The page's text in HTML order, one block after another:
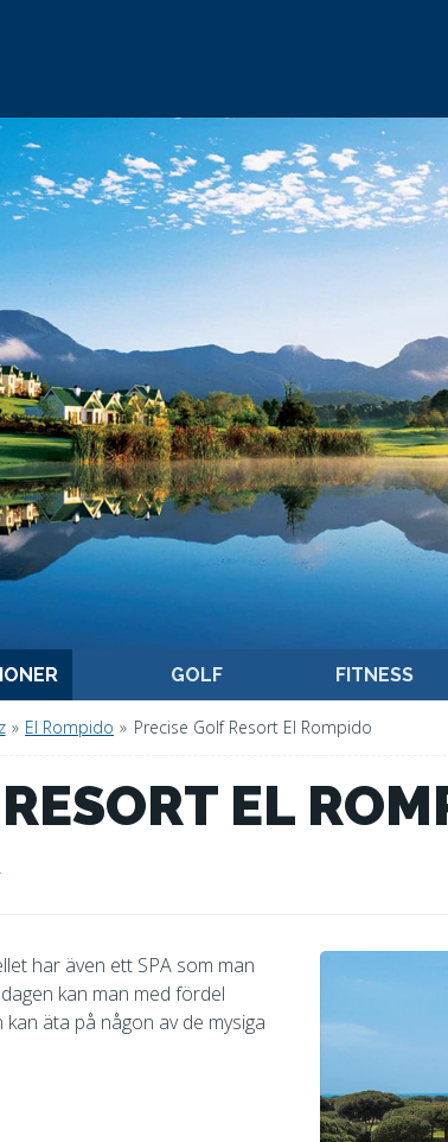
GOLF FITNESS
» El Rompido » Precise Golf Resort El Rompido
EL
har även ett SPA som man
kan man med fördel
äta på någon av de mysiga